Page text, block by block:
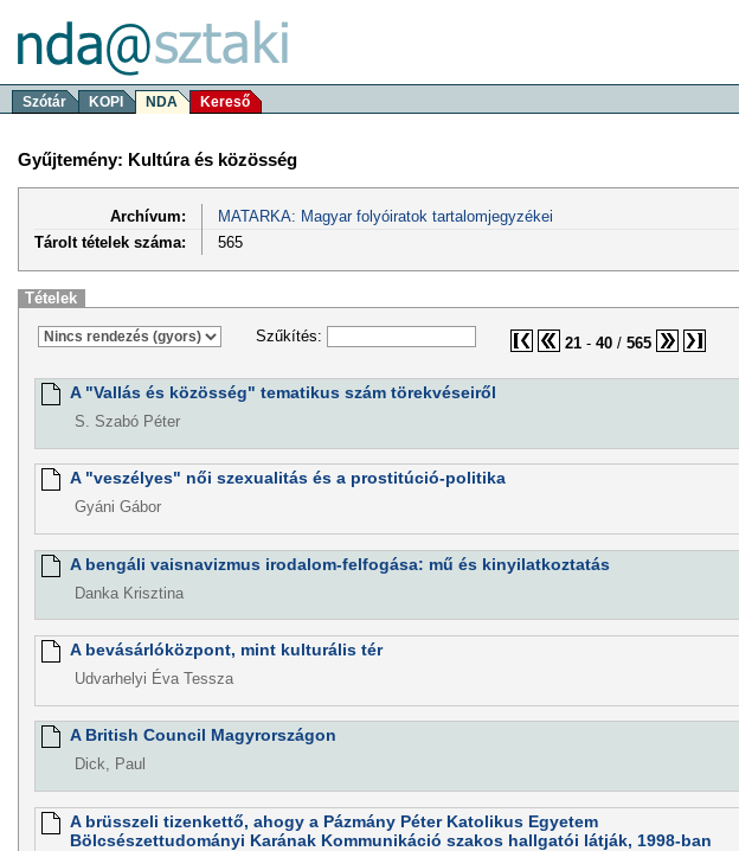
Szótár KOPI NDA Kereső
Gyűjtemény: Kultúra és közösség
Archívum:
MATARKA: Magyar folyóiratok tartalomjegyzékei
Tárolt tételek száma:
565
Tételek
Szűkítés: 21- 40/ 565
A "Vallás és közösség" tematikus szám törekvéseiről
S. Szabó Péter
A "veszélyes" női szexualitás és a prostitúció-politika
Gyáni Gábor
A bengáli vaisnavizmus irodalom-felfogása: mű és kinyilatkoztatás
Danka Krisztina
A bevásárlóközpont, mint kulturális tér
Udvarhelyi Éva Tessza
A British Council Magyrországon
Dick, Paul
A brüsszeli tizenkettő, ahogy a Pázmány Péter Katolikus Egyetem
Bölcsészettudományi Karának Kommunikáció szakos hallgatói látják, 1998-ban